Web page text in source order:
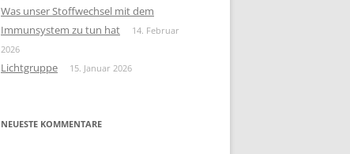
Was unser Stoffwechsel mit dem
Immunsystem zu tun hat
14. Februar
2026
Lichtgruppe 15. Januar 2026
NEUESTE KOMMENTARE